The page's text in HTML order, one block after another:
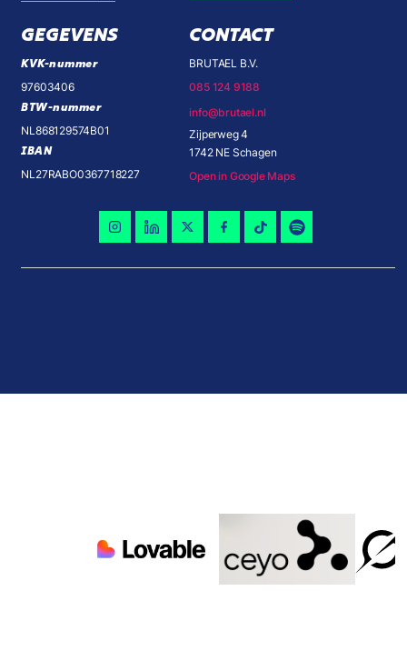
GEGEVENS
KVK-nummer
97603406
BTW-nummer
NL868129574B01
IBAN
NL27RABO0367718227
CONTACT
BRUTAEL B.V.
085 124 9188
info@brutael.nl
Zijperweg 4
1742 NE Schagen
Open in Google Maps